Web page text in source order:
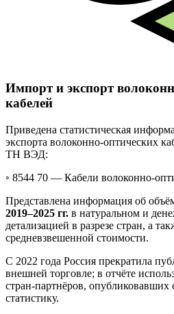
Импорт и экспорт
кабелей
Приведена статистическая
экспорта волоконно-оптических
ТН ВЭД:
◦ 8544 70 — Кабели волоконно-
Представлена информация об
2019–2025 гг. в натуральном и
детализацией в разрезе стран, а
средневзвешенной стоимости.
С 2022 года Россия прекратила
внешней торговле; в отчёте
стран-партнёров,
статистику.